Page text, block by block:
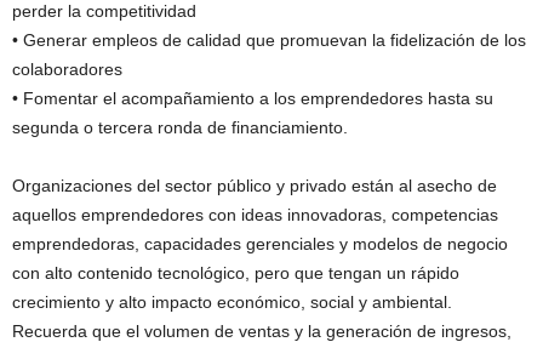
perder la competitividad
• Generar empleos de calidad que promuevan la fidelización de los
colaboradores
• Fomentar el acompañamiento a los emprendedores hasta su
segunda o tercera ronda de financiamiento.
Organizaciones del sector público y privado están al asecho de
aquellos emprendedores con ideas innovadoras, competencias
emprendedoras, capacidades gerenciales y modelos de negocio
con alto contenido tecnológico, pero que tengan un rápido
crecimiento y alto impacto económico, social y ambiental.
Recuerda que el volumen de ventas y la generación de ingresos,